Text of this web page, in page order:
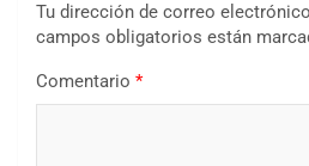
Tu dirección de correo
campos obligatorios están
Comentario *